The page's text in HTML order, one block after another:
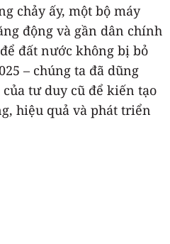
chảy ấy, một bộ máy
động và gần dân chính
đất nước không bị bỏ
– chúng ta đã dũng
tư duy cũ để kiến tạo
hiệu quả và phát triển